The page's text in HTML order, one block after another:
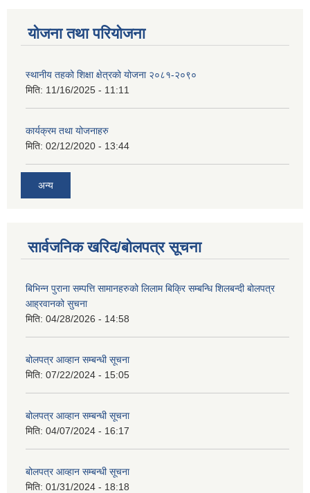
योजना तथा परियोजना
स्थानीय तहको शिक्षा क्षेत्रको योजना २०८१-२०९०
मिति: 11/16/2025 - 11:11
कार्यक्रम तथा योजनाहरु
मिति: 02/12/2020 - 13:44
अन्य
सार्वजनिक खरिद/बोलपत्र सूचना
बिभिन्न पुराना सम्पत्ति सामानहरुको लिलाम बिक्रि सम्बन्धि शिलबन्दी बोलपत्र
आह्रवानको सुचना
मिति: 04/28/2026 - 14:58
बोलपत्र आव्हान सम्बन्धी सूचना
मिति: 07/22/2024 - 15:05
बोलपत्र आव्हान सम्बन्धी सूचना
मिति: 04/07/2024 - 16:17
बोलपत्र आव्हान सम्बन्धी सूचना
मिति: 01/31/2024 - 18:18